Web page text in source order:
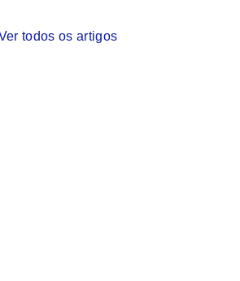
todos os artigos